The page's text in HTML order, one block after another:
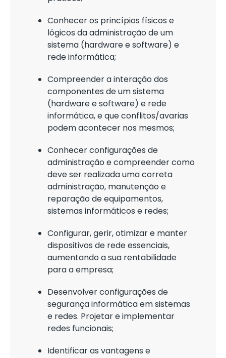
Conhecer os princípios físicos e
lógicos da administração de um
sistema (hardware e software) e
rede informática;
Compreender a interação dos
componentes de um sistema
(hardware e software) e rede
informática, e que conflitos/avarias
podem acontecer nos mesmos;
Conhecer configurações de
administração e compreender como
deve ser realizada uma correta
administração, manutenção e
reparação de equipamentos,
sistemas informáticos e redes;
Configurar, gerir, otimizar e manter
dispositivos de rede essenciais,
aumentando a sua rentabilidade
para a empresa;
Desenvolver configurações de
segurança informática em sistemas
e redes. Projetar e implementar
redes funcionais;
Identificar as vantagens e